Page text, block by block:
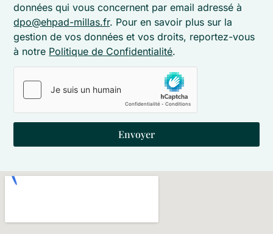
données qui vous concernent par email adressé à
dpo@ehpad-millas.fr. Pour en savoir plus sur la
gestion de vos données et vos droits, reportez-vous
à notre Politique de Confidentialité.
Envoyer